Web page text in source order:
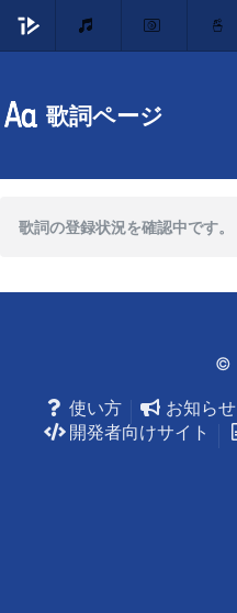
歌詞ページ
歌詞の登録状況を確認中です。
©
使い方
お知らせ
開発者向けサイト